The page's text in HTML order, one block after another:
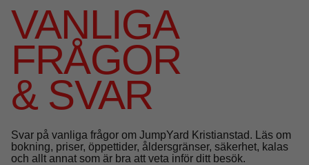
VANLIGA
FRÅGOR
& SVAR
Svar på vanliga frågor om JumpYard Kristianstad. Läs om
bokning, priser, öppettider, åldersgränser, säkerhet, kalas
och allt annat som är bra att veta inför ditt besök.